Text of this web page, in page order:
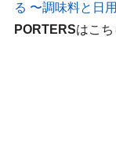
る 〜調味料と日
PORTERSはこち